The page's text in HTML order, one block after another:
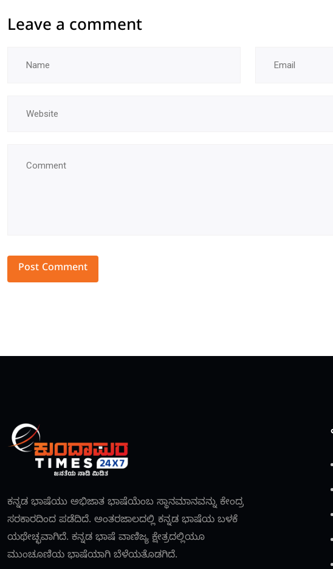
Leave a comment
ಕನ್ನಡ ಭಾಷೆಯು ಅಭಿಜಾತ ಭಾಷೆಯೆಂಬ ಸ್ಥಾನಮಾನವನ್ನು ಕೇಂದ್ರ
ಸರಕಾರದಿಂದ ಪಡೆದಿದೆ. ಅಂತರಜಾಲದಲ್ಲಿ ಕನ್ನಡ ಭಾಷೆಯ ಬಳಕೆ
ಯಥೇಚ್ಛವಾಗಿದೆ. ಕನ್ನಡ ಭಾಷೆ ವಾಣಿಜ್ಯ ಕ್ಷೇತ್ರದಲ್ಲಿಯೂ
ಮುಂಚೂಣಿಯ ಭಾಷೆಯಾಗಿ ಬೆಳೆಯತೊಡಗಿದೆ.